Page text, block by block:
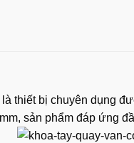
là thiết bị chuyên dụng
sản phẩm đáp ứng